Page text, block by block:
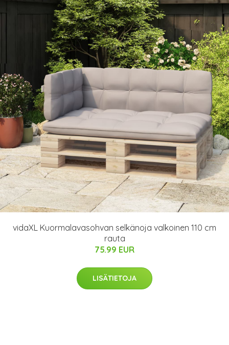
vidaXL Kuormalavasohvan selkänoja valkoinen 110 cm
rauta
75.99 EUR
LISÄTIETOJA